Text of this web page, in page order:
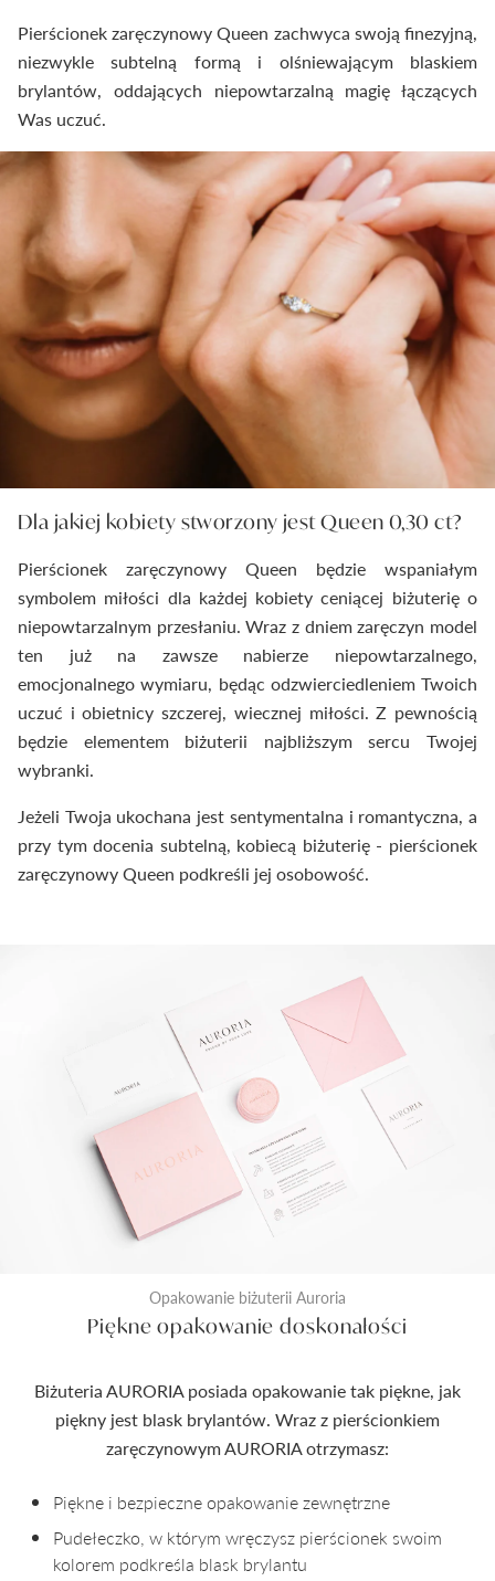
Pierścionek zaręczynowy Queen zachwyca swoją finezyjną,
niezwykle subtelną formą i olśniewającym blaskiem
brylantów, oddających niepowtarzalną magię łączących
Was uczuć.
Dla jakiej kobiety stworzony jest Queen 0,30 ct?
Pierścionek zaręczynowy Queen będzie wspaniałym
symbolem miłości dla każdej kobiety ceniącej biżuterię o
niepowtarzalnym przesłaniu. Wraz z dniem zaręczyn model
ten już na zawsze nabierze niepowtarzalnego,
emocjonalnego wymiaru, będąc odzwierciedleniem Twoich
uczuć i obietnicy szczerej, wiecznej miłości. Z pewnością
będzie elementem biżuterii najbliższym sercu Twojej
wybranki.
Jeżeli Twoja ukochana jest sentymentalna i romantyczna, a
przy tym docenia subtelną, kobiecą biżuterię - pierścionek
zaręczynowy Queen podkreśli jej osobowość.
Opakowanie biżuterii Auroria
Piękne opakowanie doskonałości
Biżuteria AURORIA posiada opakowanie tak piękne, jak
piękny jest blask brylantów. Wraz z pierścionkiem
zaręczynowym AURORIA otrzymasz:
Piękne i bezpieczne opakowanie zewnętrzne
Pudełeczko, w którym wręczysz pierścionek swoim
kolorem podkreśla blask brylantu